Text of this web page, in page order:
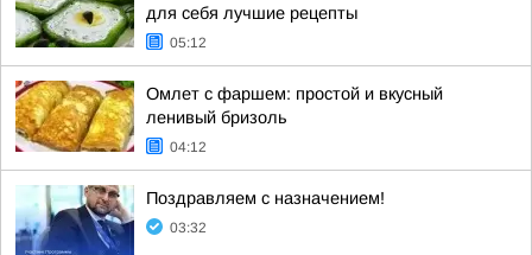
для себя лучшие рецепты
05:12
Омлет с фаршем: простой и вкусный
ленивый бризоль
04:12
Поздравляем с назначением!
03:32